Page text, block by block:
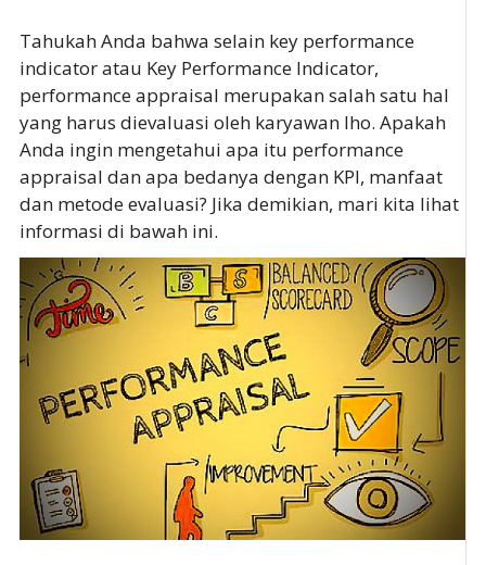
Tahukah Anda bahwa selain key performance
indicator atau Key Performance Indicator,
performance appraisal merupakan salah satu hal
yang harus dievaluasi oleh karyawan lho. Apakah
Anda ingin mengetahui apa itu performance
appraisal dan apa bedanya dengan KPI, manfaat
dan metode evaluasi? Jika demikian, mari kita lihat
informasi di bawah ini.